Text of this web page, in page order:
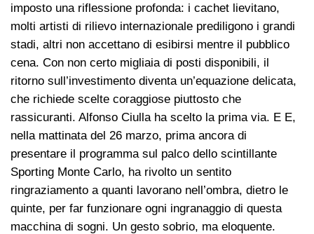
imposto una riflessione profonda: i cachet lievitano,
molti artisti di rilievo internazionale prediligono i grandi
stadi, altri non accettano di esibirsi mentre il pubblico
cena. Con non certo migliaia di posti disponibili, il
ritorno sull’investimento diventa un’equazione delicata,
che richiede scelte coraggiose piuttosto che
rassicuranti. Alfonso Ciulla ha scelto la prima via. E E,
nella mattinata del 26 marzo, prima ancora di
presentare il programma sul palco dello scintillante
Sporting Monte Carlo, ha rivolto un sentito
ringraziamento a quanti lavorano nell’ombra, dietro le
quinte, per far funzionare ogni ingranaggio di questa
macchina di sogni. Un gesto sobrio, ma eloquente.